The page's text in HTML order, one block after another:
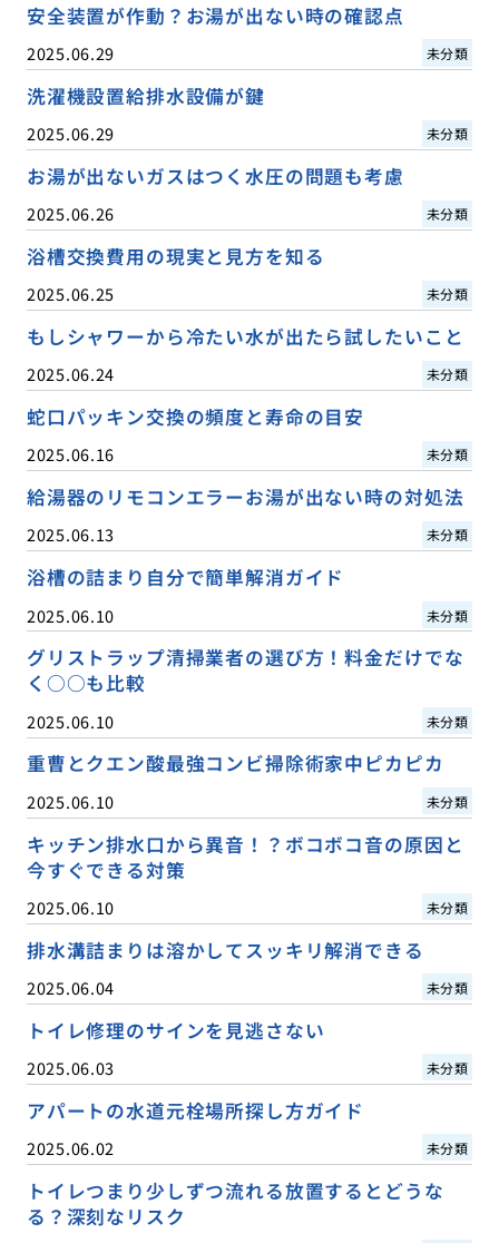
安全装置が作動？お湯が出ない時の確認点
2025.06.29 未分類
洗濯機設置給排水設備が鍵
2025.06.29 未分類
お湯が出ないガスはつく水圧の問題も考慮
2025.06.26 未分類
浴槽交換費用の現実と見方を知る
2025.06.25 未分類
もしシャワーから冷たい水が出たら試したいこと
2025.06.24 未分類
蛇口パッキン交換の頻度と寿命の目安
2025.06.16 未分類
給湯器のリモコンエラーお湯が出ない時の対処法
2025.06.13 未分類
浴槽の詰まり自分で簡単解消ガイド
2025.06.10 未分類
グリストラップ清掃業者の選び方！料金だけでな
く○○も比較
2025.06.10 未分類
重曹とクエン酸最強コンビ掃除術家中ピカピカ
2025.06.10 未分類
キッチン排水口から異音！？ボコボコ音の原因と
今すぐできる対策
2025.06.10 未分類
排水溝詰まりは溶かしてスッキリ解消できる
2025.06.04 未分類
トイレ修理のサインを見逃さない
2025.06.03 未分類
アパートの水道元栓場所探し方ガイド
2025.06.02 未分類
トイレつまり少しずつ流れる放置するとどうな
る？深刻なリスク